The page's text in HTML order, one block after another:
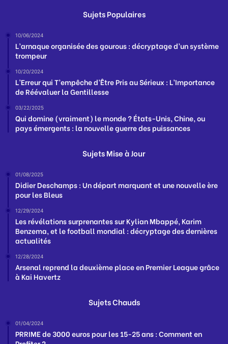
Sujets Populaires
10/06/2024
L’arnaque organisée des gourous : décryptage d’un système
trompeur
10/20/2024
L’Erreur qui T’empêche d’Être Pris au Sérieux : L’Importance
de Réévaluer la Gentillesse
03/22/2025
Qui domine (vraiment) le monde ? États-Unis, Chine, ou
pays émergents : la nouvelle guerre des puissances
Sujets Mise à Jour
01/08/2025
Didier Deschamps : Un départ marquant et une nouvelle ère
pour les Bleus
12/29/2024
Les révélations surprenantes sur Kylian Mbappé, Karim
Benzema, et le football mondial : décryptage des dernières
actualités
12/28/2024
Arsenal reprend la deuxième place en Premier League grâce
à Kai Havertz
Sujets Chauds
01/04/2024
PRRIME de 3000 euros pour les 15-25 ans : Comment en